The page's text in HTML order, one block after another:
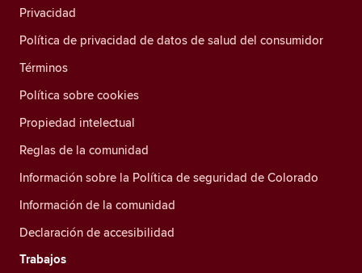
Privacidad
Política de privacidad de datos de salud del consumidor
Términos
Política sobre cookies
Propiedad intelectual
Reglas de la comunidad
Información sobre la Política de seguridad de Colorado
Información de la comunidad
Declaración de accesibilidad
Trabajos